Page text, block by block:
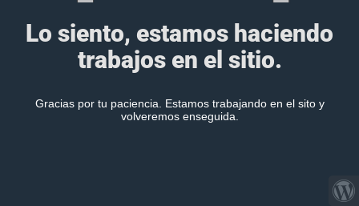
Lo siento, estamos haciendo
trabajos en el sitio.
Gracias por tu paciencia. Estamos trabajando en el sito y
volveremos enseguida.